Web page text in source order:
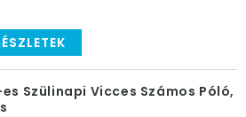
Szülinapi Vicces Számos Póló,